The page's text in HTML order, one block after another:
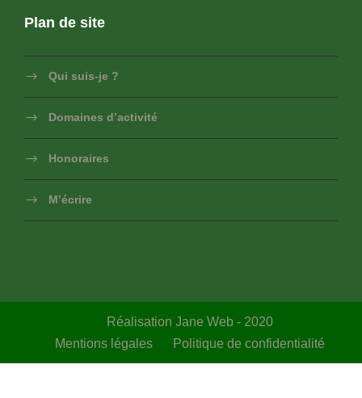
Plan de site
Qui suis-je ?
Domaines d’activité
Honoraires
M’écrire
Réalisation Jane Web - 2020
Mentions légales
Politique de confidentialité